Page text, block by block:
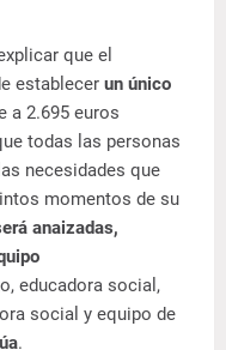
que el
establecer un único
a 2.695 euros
todas las personas
necesidades que
momentos de su
anaizadas,
educadora social,
social y equipo de
.